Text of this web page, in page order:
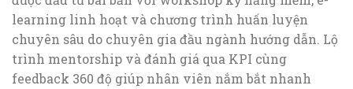
learning linh hoạt và chương trình huấn luyện
chuyên sâu do chuyên gia đầu ngành hướng dẫn. Lộ
trình mentorship và đánh giá qua KPI cùng
feedback 360 độ giúp nhân viên nắm bắt nhanh